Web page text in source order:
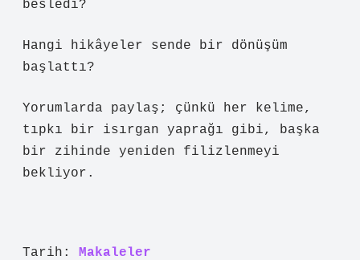
besledi?
Hangi hikâyeler sende bir dönüşüm
başlattı?
Yorumlarda paylaş; çünkü her kelime,
tıpkı bir isırgan yaprağı gibi, başka
bir zihinde yeniden filizlenmeyi
bekliyor.
Tarih: Makaleler